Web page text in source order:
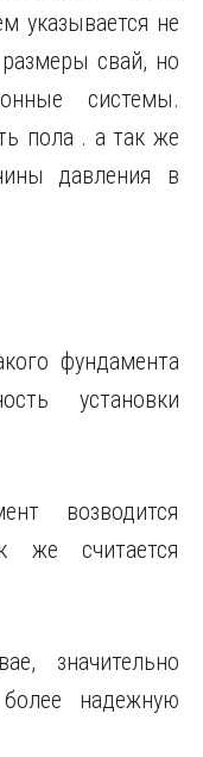
указывается не
свай, но
системы.
пола . а так же
давления в
фундамента
установки
возводится
же считается
значительно
надежную